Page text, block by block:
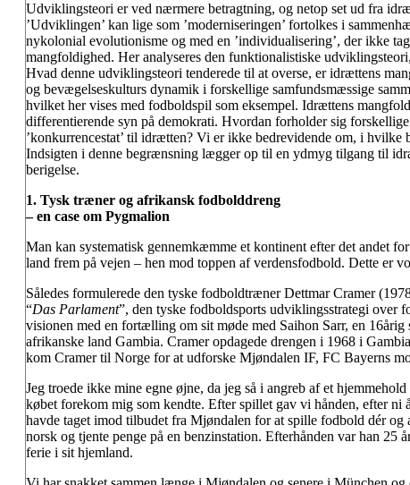
Udviklingsteori er ved nærmere betragtning, og netop set ud fra
’Udviklingen’ kan lige som ’moderniseringen’ fortolkes i
nykolonial evolutionisme og med en ’individualisering’, der ikke
mangfoldighed. Her analyseres den funktionalistiske
Hvad denne udviklingsteori tenderede til at overse, er idrættens
og bevægelseskulturs dynamik i forskellige samfundsmæssige
hvilket her vises med fodboldspil som eksempel. Idrættens
differentierende syn på demokrati. Hvordan forholder sig
’konkurrencestat’ til idrætten? Vi er ikke bedrevidende om, i hvilke
Indsigten i denne begrænsning lægger op til en ydmyg tilgang til
berigelse.
1. Tysk træner og afrikansk fodbolddreng
– en case om Pygmalion
Man kan systematisk gennemkæmme et kontinent efter det andet
land frem på vejen – hen mod toppen af verdensfodbold. Dette er
Således formulerede den tyske fodboldtræner Dettmar Cramer
“Das Parlament”, den tyske fodboldsports udviklingsstrategi over
visionen med en fortælling om sit møde med Saihon Sarr, en 16årig
afrikanske land Gambia. Cramer opdagede drengen i 1968 i
kom Cramer til Norge for at udforske Mjøndalen IF, FC Bayerns
Jeg troede ikke mine egne øjne, da jeg så i angreb af et
købet forekom mig som kendte. Efter spillet gav vi hånden, efter ni
havde taget imod tilbudet fra Mjøndalen for at spille fodbold dér
norsk og tjente penge på en benzinstation. Efterhånden var han 25
ferie i sit hjemland.